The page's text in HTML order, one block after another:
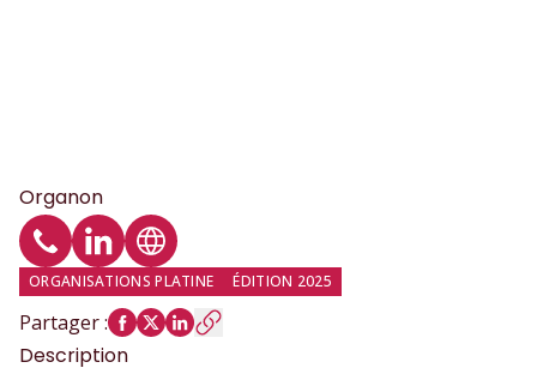
Organon
TéléphoneProfil LinkedIn
Site web
ORGANISATIONS PLATINE ÉDITION 2025
Partager:
Description